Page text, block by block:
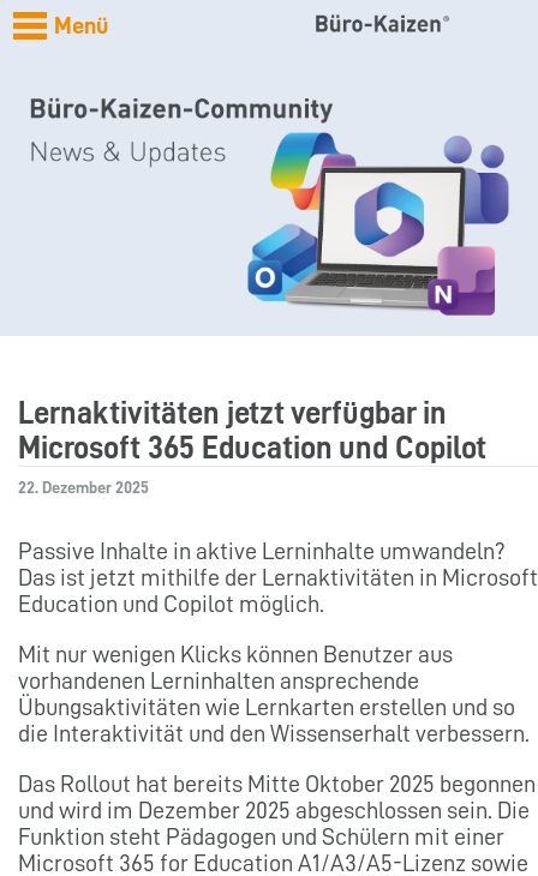
Menü
Lernaktivitäten jetzt verfügbar in
Microsoft 365 Education und Copilot
22. Dezember 2025
Passive Inhalte in aktive Lerninhalte umwandeln?
Das ist jetzt mithilfe der Lernaktivitäten in Microsoft
Education und Copilot möglich.
Mit nur wenigen Klicks können Benutzer aus
vorhandenen Lerninhalten ansprechende
Übungsaktivitäten wie Lernkarten erstellen und so
die Interaktivität und den Wissenserhalt verbessern.
Das Rollout hat bereits Mitte Oktober 2025 begonnen
und wird im Dezember 2025 abgeschlossen sein. Die
Funktion steht Pädagogen und Schülern mit einer
Microsoft 365 for Education A1/A3/A5-Lizenz sowie